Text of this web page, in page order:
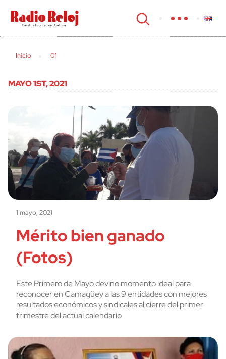
cerrar
Inicio 01
MAYO 1ST, 2021
1 mayo, 2021
Mérito bien ganado
(Fotos)
Este Primero de Mayo devino momento ideal para
reconocer en Camagüey a las 9 entidades con mejores
resultados económicos y sindicales al cierre del primer
trimestre del actual calendario